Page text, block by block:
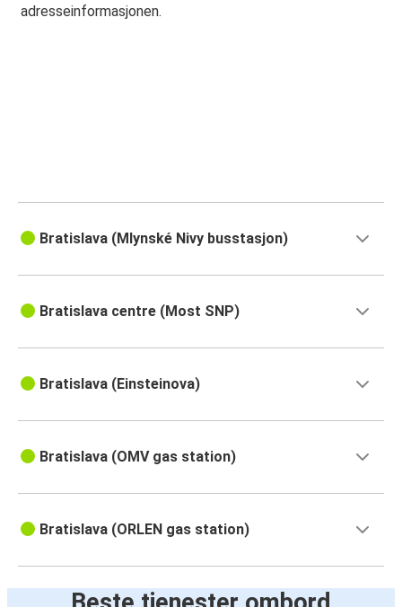
adresseinformasjonen.
Bratislava (Mlynské Nivy busstasjon)
Bratislava centre (Most SNP)
Bratislava (Einsteinova)
Bratislava (OMV gas station)
Bratislava (ORLEN gas station)